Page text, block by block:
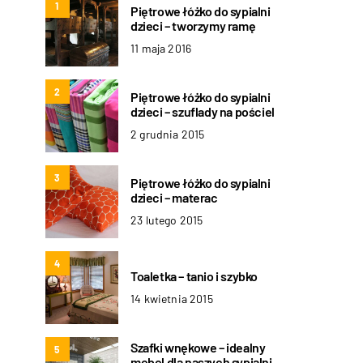
1
Piętrowe łóżko do sypialni
dzieci – tworzymy ramę
11 maja 2016
2
Piętrowe łóżko do sypialni
dzieci – szuflady na pościel
2 grudnia 2015
3
Piętrowe łóżko do sypialni
dzieci – materac
23 lutego 2015
4
Toaletka – tanio i szybko
14 kwietnia 2015
5
Szafki wnękowe – idealny